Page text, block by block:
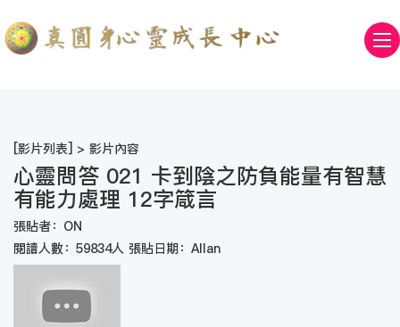
[影片列表] > 影片內容
心靈問答 021 卡到陰之防負能量有智慧
有能力處理 12字箴言
張貼者：ON
閱讀人數：59834人 張貼日期：Allan